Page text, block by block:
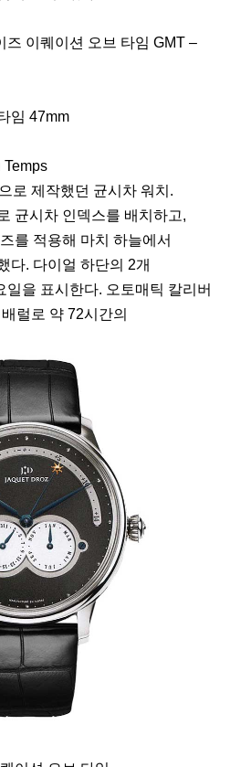
즈 이퀘이션 오브 타임 GMT –
임 47mm
로 제작했던 균시차 워치.
균시차 인덱스를 배치하고,
를 적용해 마치 하늘에서
다. 다이얼 하단의 2개
을 표시한다. 오토매틱 칼리버
럴로 약 72시간의